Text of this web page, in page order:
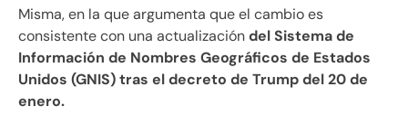
Misma, en la que argumenta que el cambio es
consistente con una actualizacióndel Sistema de
Información de Nombres Geográficos de Estados
Unidos (GNIS) tras el decreto de Trump del 20 de
enero.